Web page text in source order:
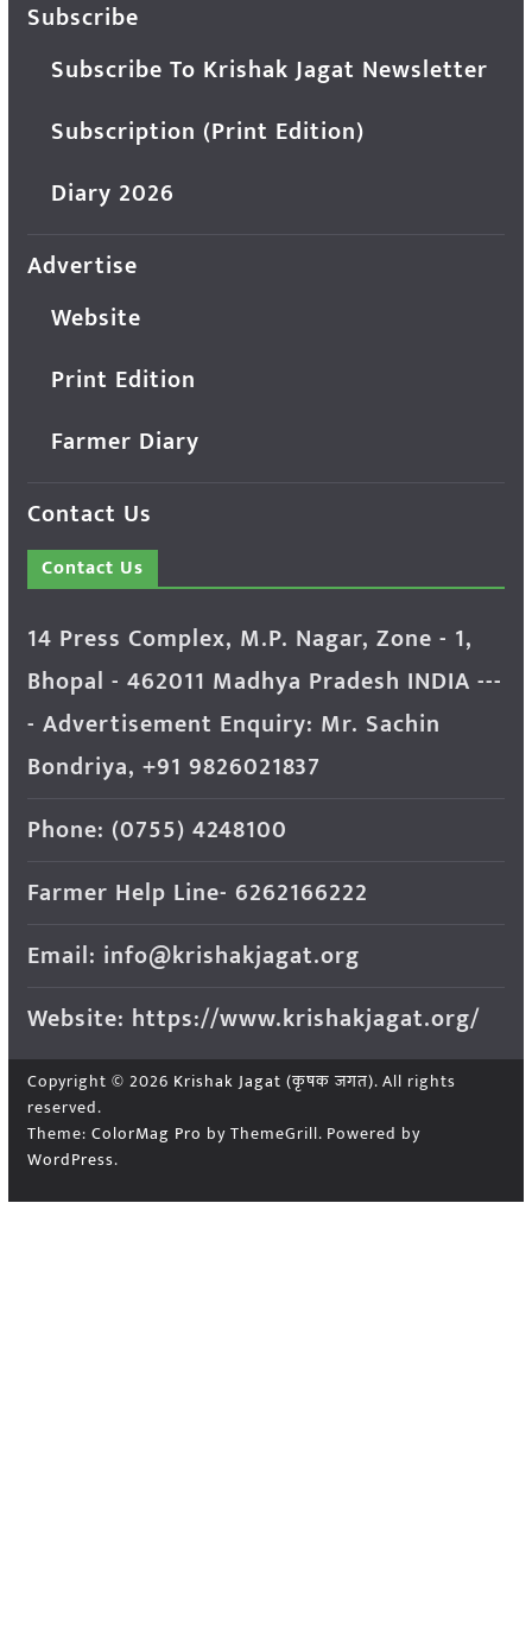
Subscribe
Subscribe To Krishak Jagat Newsletter
Subscription (Print Edition)
Diary 2026
Advertise
Website
Print Edition
Farmer Diary
Contact Us
Contact Us
14 Press Complex, M.P. Nagar, Zone - 1,
Bhopal - 462011 Madhya Pradesh INDIA ---
- Advertisement Enquiry: Mr. Sachin
Bondriya, +91 9826021837
Phone: (0755) 4248100
Farmer Help Line- 6262166222
Email: info@krishakjagat.org
Website: https://www.krishakjagat.org/
Copyright © 2026 Krishak Jagat (कृषक जगत). All rights
reserved.
Theme: ColorMag Pro by ThemeGrill. Powered by
WordPress.